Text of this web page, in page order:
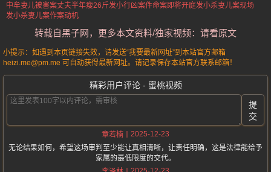
中牟妻儿被害案丈夫半年瘦26斤发小行凶案件命案即将开庭发小杀妻儿案现场
发小杀妻儿案作案动机
转载自黑子网，更多本文资料/独家视频：请看原文
小提示：如遇到本页链接失效，请发送“我要最新网址”到本站官方邮箱
heizi.me@pm.me 可自动获得最新网址。请记录保存本站官方联系邮箱！
精彩用户评论 - 蜜桃视频
提
交
章若楠
2025-12-23
无论结果如何，希望这场审判至少能让真相清晰，让责任明确，这是法律能给予
家属的最低限度的交代。